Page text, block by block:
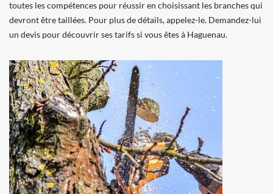
toutes les compétences pour réussir en choisissant les branches qui
devront être taillées. Pour plus de détails, appelez-le. Demandez-lui
un devis pour découvrir ses tarifs si vous êtes à Haguenau.